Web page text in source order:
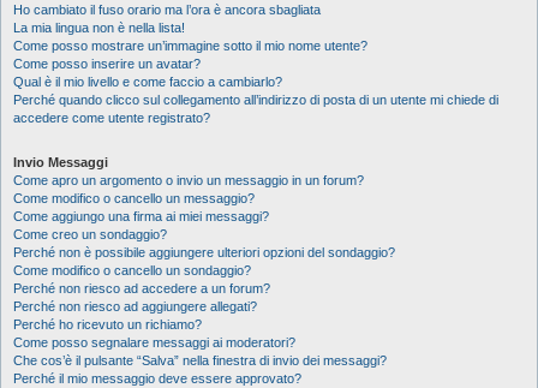
Ho cambiato il fuso orario ma l’ora è ancora sbagliata
La mia lingua non è nella lista!
Come posso mostrare un’immagine sotto il mio nome utente?
Come posso inserire un avatar?
Qual è il mio livello e come faccio a cambiarlo?
Perché quando clicco sul collegamento all’indirizzo di posta di un utente mi chiede di
accedere come utente registrato?
Invio Messaggi
Come apro un argomento o invio un messaggio in un forum?
Come modifico o cancello un messaggio?
Come aggiungo una firma ai miei messaggi?
Come creo un sondaggio?
Perché non è possibile aggiungere ulteriori opzioni del sondaggio?
Come modifico o cancello un sondaggio?
Perché non riesco ad accedere a un forum?
Perché non riesco ad aggiungere allegati?
Perché ho ricevuto un richiamo?
Come posso segnalare messaggi ai moderatori?
Che cos’è il pulsante “Salva” nella finestra di invio dei messaggi?
Perché il mio messaggio deve essere approvato?